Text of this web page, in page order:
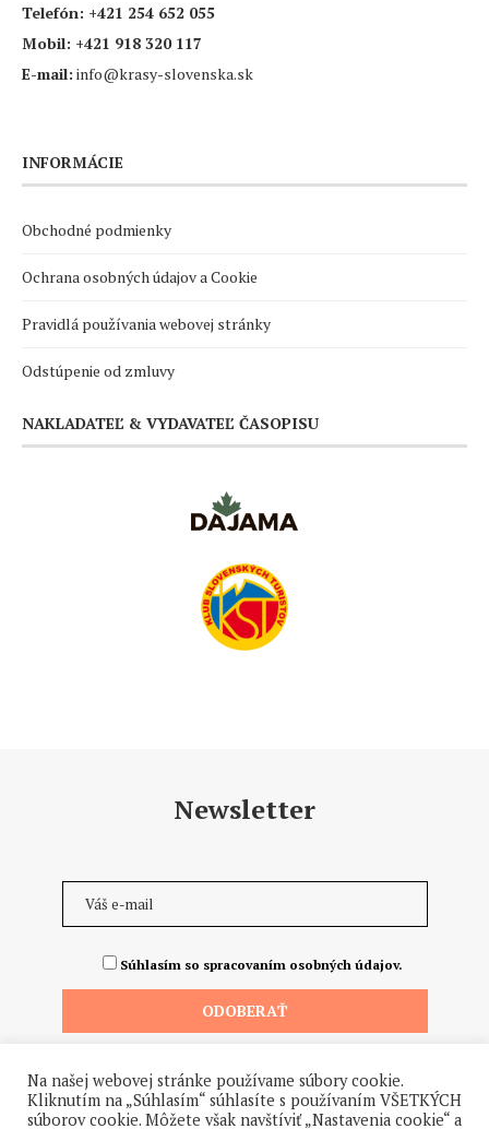
Telefón: +421 254 652 055
Mobil: +421 918 320 117
E-mail: info@krasy-slovenska.sk
INFORMÁCIE
Obchodné podmienky
Ochrana osobných údajov a Cookie
Pravidlá používania webovej stránky
Odstúpenie od zmluvy
NAKLADATEĽ & VYDAVATEĽ ČASOPISU
Newsletter
Súhlasím so spracovaním osobných údajov.
Na našej webovej stránke používame súbory cookie.
Kliknutím na „Súhlasím“ súhlasíte s používaním VŠETKÝCH
súborov cookie. Môžete však navštíviť „Nastavenia cookie“ a